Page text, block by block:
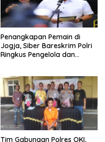
Penangkapan Pemain di
Jogja, Siber Bareskrim Polri
Ringkus Pengelola dan
Tim Gabungan Polres OKI,